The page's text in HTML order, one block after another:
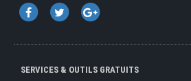
SERVICES & OUTILS GRATUITS